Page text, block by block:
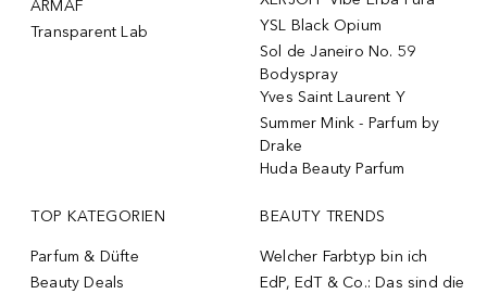
ARMAF
Transparent Lab
YSL Black Opium
Sol de Janeiro No. 59
Bodyspray
Yves Saint Laurent Y
Summer Mink - Parfum by
Drake
Huda Beauty Parfum
TOP KATEGORIEN
Parfum & Düfte
Beauty Deals
BEAUTY TRENDS
Welcher Farbtyp bin ich
EdP, EdT & Co.: Das sind die